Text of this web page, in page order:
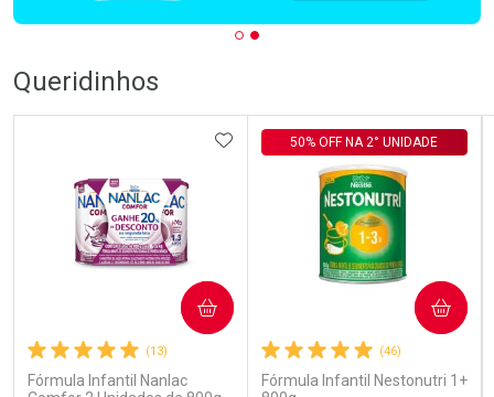
Queridinhos
(13)
Fórmula Infantil Nanlac
ADICIONAR AOS FAVORITOS
COMPRAR
(46)
Fórmula Infantil Nestonutri 1+
50% OFF NA 2° UNIDADE
COMPRAR